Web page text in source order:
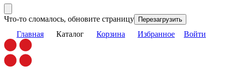
Что-то сломалось, обновите страницу Перезагрузить
Главная Каталог Корзина Избранное Войти